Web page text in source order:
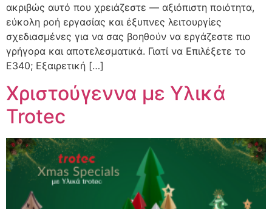
ακριβώς αυτό που χρειάζεστε — αξιόπιστη ποιότητα,
εύκολη ροή εργασίας και έξυπνες λειτουργίες
σχεδιασμένες για να σας βοηθούν να εργάζεστε πιο
γρήγορα και αποτελεσματικά. Γιατί να Επιλέξετε το
E340; Εξαιρετική […]
Χριστούγεννα με Υλικά
Trotec